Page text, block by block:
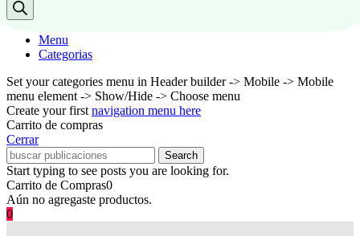
Menu
Categorias
Set your categories menu in Header builder -> Mobile -> Mobile
menu element -> Show/Hide -> Choose menu
Create your first navigation menu here
Carrito de compras
Cerrar
Search
Start typing to see posts you are looking for.
Carrito de Compras0
Aún no agregaste productos.
0